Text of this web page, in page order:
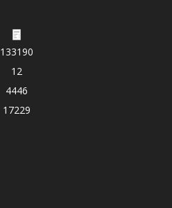
133190
12
4446
17229